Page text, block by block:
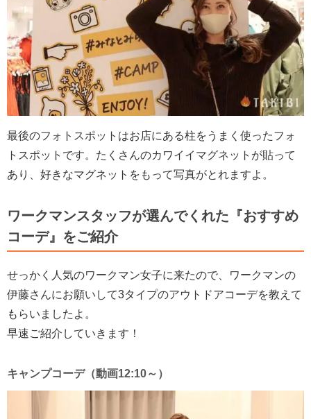
最後のフォトスポットはお店にある柱をうまく使ったフォ
トスポットです。たくさんのカワイイマグネットが貼って
あり、好きなマグネットをもって写真がとれますよ。
ワークマンスタッフが選んでくれた『おすすめ
コーデ』をご紹介
せっかく人気のワークマン女子に来たので、ワークマンの
伊藤さんにお願いして3タイプのアウトドアコーデを教えて
もらいましたよ。
早速ご紹介していきます！
キャンプコーデ（動画12:10～）